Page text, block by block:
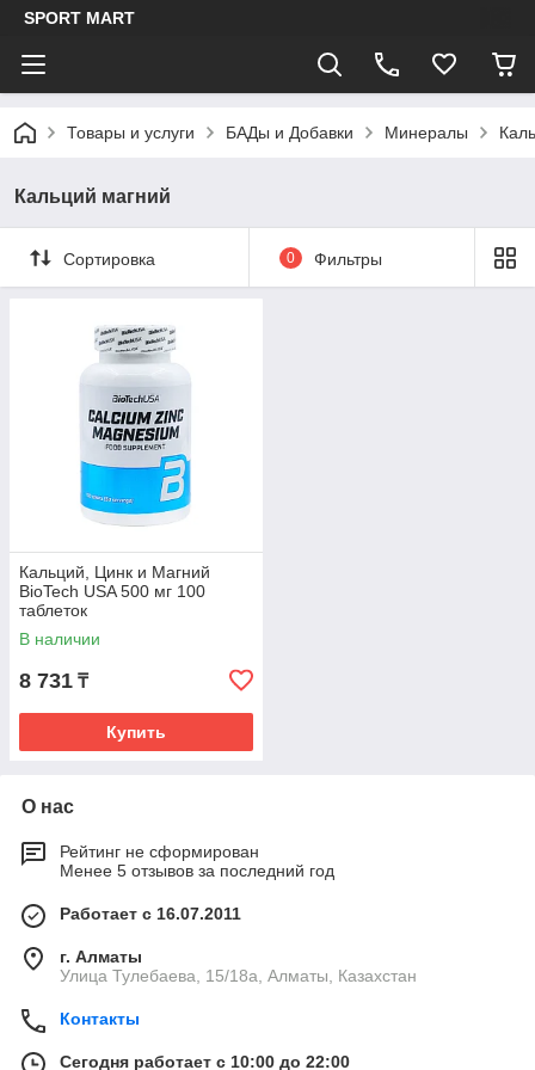
SPORT MART
Товары и услуги БАДы и Добавки Минералы
Кальций магний
Сортировка 0 Фильтры
Кальций, Цинк и Магний
BioTech USA 500 мг 100
таблеток
В наличии
8 731 ₸
Купить
О нас
Рейтинг не сформирован
Менее 5 отзывов за последний год
Работает с 16.07.2011
г. Алматы
Улица Тулебаева, 15/18а, Алматы, Казахстан
Контакты
Сегодня работает с 10:00 до 22:00